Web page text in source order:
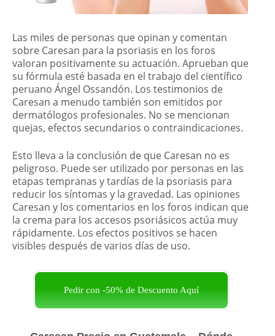
Las miles de personas que opinan y comentan
sobre Caresan para la psoriasis en los foros
valoran positivamente su actuación. Aprueban que
su fórmula esté basada en el trabajo del científico
peruano Ángel Ossandón. Los testimonios de
Caresan a menudo también son emitidos por
dermatólogos profesionales. No se mencionan
quejas, efectos secundarios o contraindicaciones.
Esto lleva a la conclusión de que Caresan no es
peligroso. Puede ser utilizado por personas en las
etapas tempranas y tardías de la psoriasis para
reducir los síntomas y la gravedad. Las opiniones
Caresan y los comentarios en los foros indican que
la crema para los accesos psoriásicos actúa muy
rápidamente. Los efectos positivos se hacen
visibles después de varios días de uso.
Pedir con -50% de Descuento Aquí